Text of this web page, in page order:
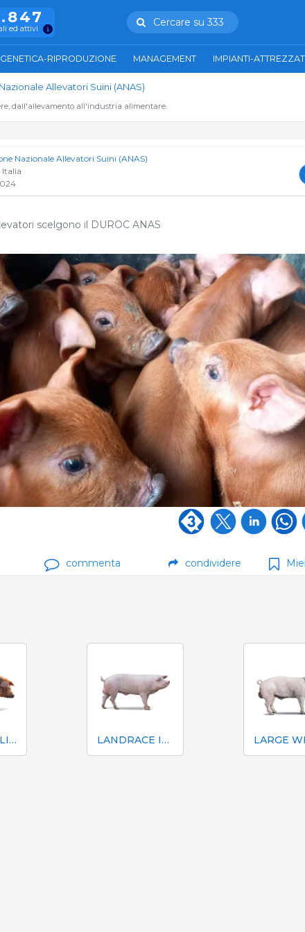
ed attivi
Cercare su 333
GENETICA-RIPRODUZIONE MANAGEMENT IMPIANTI-
Allevatori Suini (ANAS)
dall'allevamento all'industria alimentare.
Nazionale Allevatori Suini (ANAS)
Italia
scelgono il DUROC ANAS
commenta condividere
DUROC ITALIANA LANDRACE ITALIANA